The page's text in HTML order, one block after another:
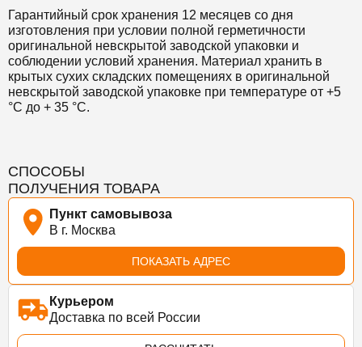
Гарантийный срок хранения 12 месяцев со дня
изготовления при условии полной герметичности
оригинальной невскрытой заводской упаковки и
соблюдении условий хранения. Материал хранить в
крытых сухих складских помещениях в оригинальной
невскрытой заводской упаковке при температуре от +5
°С до + 35 °С.
СПОСОБЫ
ПОЛУЧЕНИЯ ТОВАРА
Пункт самовывоза
В г. Москва
ПОКАЗАТЬ АДРЕС
Курьером
Доставка по всей России